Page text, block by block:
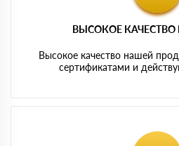
ВЫСОКОЕ
Высокое качество нашей
сертификатами и